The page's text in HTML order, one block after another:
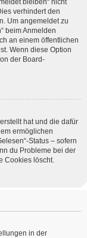
bleiben“ nicht
verhindert den
Um angemeldet zu
beim Anmelden
an einem öffentlichen
Wenn diese Option
der Board-
hat und die dafür
ermöglichen
Status – sofern
du Probleme bei der
Cookies löscht.
in der